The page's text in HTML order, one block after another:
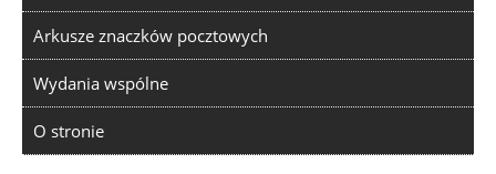
Arkusze znaczków pocztowych
Wydania wspólne
O stronie